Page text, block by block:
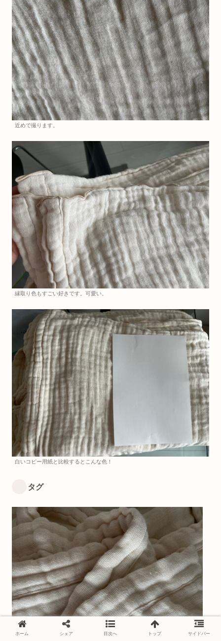
近めで撮ります。
縁取り色もすごい好きです。可愛い。
白いコピー用紙と比較するとこんな色！
タグ
ホーム シェア 目次へ トップ サイドバー